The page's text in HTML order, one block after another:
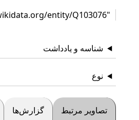
"http://www.wikidata.org/entity/Q103076"
شناسه و یادداشت
نوع
تصاویر مرتبط گزارش‌ها